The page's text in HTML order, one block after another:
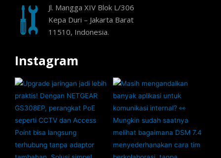
Jl. Mangga XIV Blok L/306
Kepa Duri – Jakarta Barat
11510, Indonesia.
Instagram